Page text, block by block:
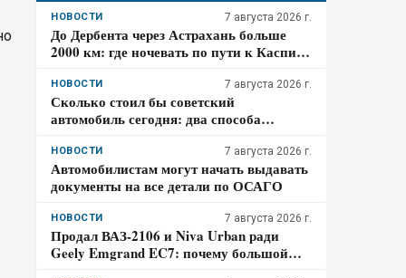
НОВОСТИ 7 августа 2026 г.
До Дербента через Астрахань больше
2000 км: где ночевать по пути к Каспию
засветло
НОВОСТИ 7 августа 2026 г.
Сколько стоил бы советский
автомобиль сегодня: два способа
НОВОСТИ 7 августа 2026 г.
Автомобилистам могут начать выдавать
документы на все детали по ОСАГО
НОВОСТИ 7 августа 2026 г.
Продал ВАЗ-2106 и Niva Urban ради
Geely Emgrand EC7: почему большой